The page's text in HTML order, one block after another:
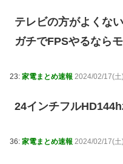
テレビの方がよくな
ガチでFPSやるなら
23: 家電まとめ速報 2024/02/17(
24インチフル
36: 家電まとめ速報 2024/02/17(